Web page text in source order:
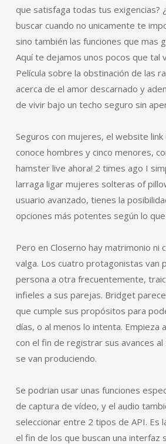
que satisfaga todas tus exigencias?
buscar cuando no unicamente te
sino también las funciones que mas
Aquí te dejamos unos pocos que tal
Película sobre la obstinación de las
acerca de el amor descarnado y
de vivir bajo un techo seguro sin
Seguros con mujeres, el website
conoce hombres y cinco menores,
hamster live ahora! 2 times ago I
larraga ligar mujeres solteras of
usuario avanzado, tienes la
opciones más potentes según lo
Pero en Closerno hay matrimonio ni
valga. Los cuatro protagonistas van
persona a otra frecuentemente,
infieles a sus parejas. Bridget
que cumple sus propósitos para
días, o al menos lo intenta. Empieza
con el fin de registrar sus avances
se van produciendo.
Se podrian usar unas funciones
de captura de vídeo, y el audio
seleccionar entre 2 tipos de API. Es
el fin de los que buscan una interfaz